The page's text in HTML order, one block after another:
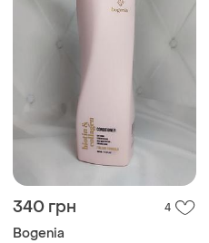
340 грн 4
Bogenia